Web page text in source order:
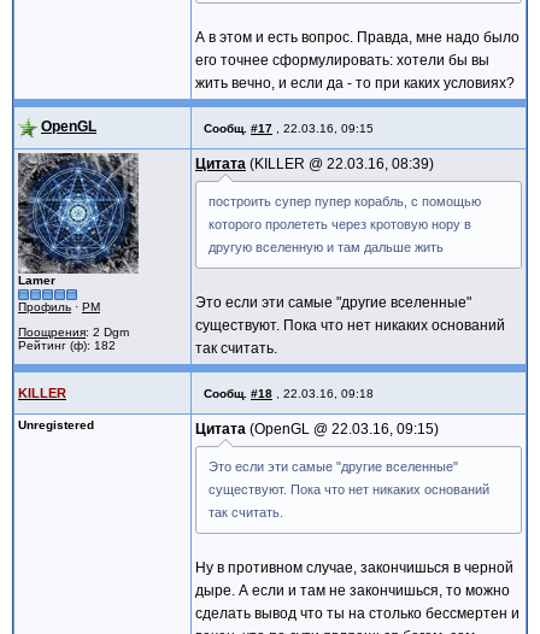
А в этом и есть вопрос. Правда, мне надо было
его точнее сформулировать: хотели бы вы
жить вечно, и если да - то при каких условиях?
OpenGL Сообщ. #17 22.03.16, 09:15
Lamer
Профиль · PM
Поощрения: 2 Dgm
Рейтинг (ф): 182
Цитата KILLER @ 22.03.16, 08:39
построить супер пупер корабль, с помощью
которого пролететь через кротовую нору в
другую вселенную и там дальше жить
Это если эти самые "другие вселенные"
существуют. Пока что нет никаких оснований
так считать.
KILLER Сообщ. #18 22.03.16, 09:18
Unregistered Цитата OpenGL @ 22.03.16, 09:15
Это если эти самые "другие вселенные"
существуют. Пока что нет никаких оснований
так считать.
Ну в противном случае, закончишься в черной
дыре. А если и там не закончишься, то можно
сделать вывод что ты на столько бессмертен и